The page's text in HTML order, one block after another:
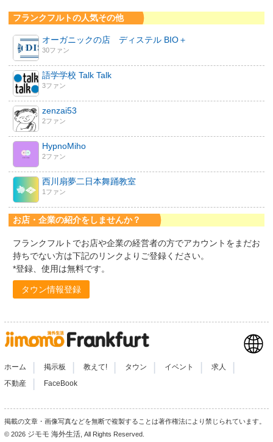
フランクフルトの人気その他
オーガニックの店 ディステル BIO＋
30ファン
語学学校 Talk Talk
3ファン
zenzai53
2ファン
HypnoMiho
2ファン
西川扇夢二日本舞踊教室
1ファン
お店・企業の紹介をしませんか？
フランクフルトでお店や企業の経営者の方でアカウントをまだお
持ちでない方は下記のリンクよりご登録ください。
*登録、使用は無料です。
タウン情報登録
ホーム 掲示板 教えて! タウン イベント 求人
不動産 FaceBook
掲載の文章・画像写真などを無断で複製することは著作権法により禁じられています。
© 2026 ジモモ 海外生活 , All Rights Reserved.